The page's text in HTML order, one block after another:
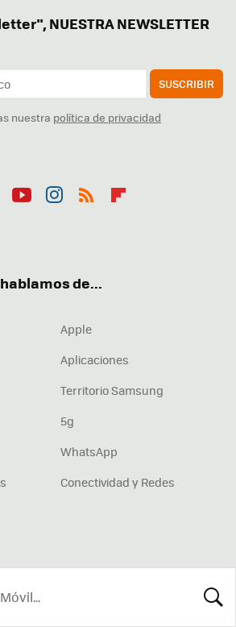
NUESTRA NEWSLETTER
SUSCRIBIR
nuestra política de privacidad
de...
Apple
Aplicaciones
Territorio Samsung
5g
WhatsApp
Conectividad y Redes